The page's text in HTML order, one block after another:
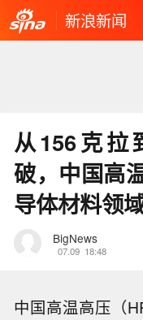
新浪新闻
从156克拉
破，中国高
导体材料领
BigNews
07.09 18:48
中国高温高压（